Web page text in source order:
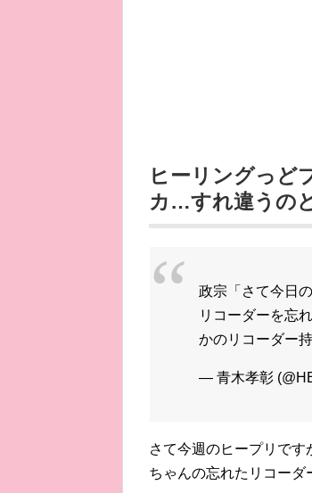
ヒーリングっど
カ…すれ違うの
政宗「さて今日
リコーダーを忘
かのリコーダー
— 青木孝彰
さて今週のヒープリで
ちゃんの忘れたリコーダ